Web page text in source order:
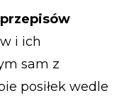
i ich
sam z
posiłek wedle